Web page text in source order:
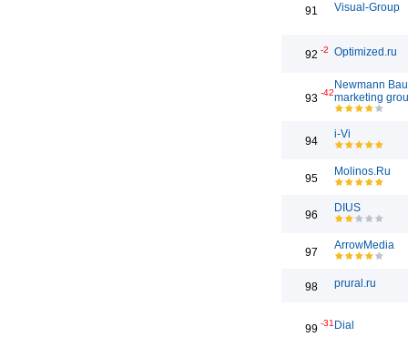
91 Visual-Group
92 -2 Optimized.ru
93 -42
Newmann
marketing
94
i-Vi
95
Molinos.Ru
96
DIUS
97
ArrowMedia
98 prural.ru
99 -31 Dial